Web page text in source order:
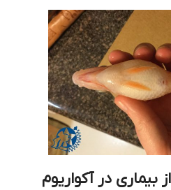
بیماری در آکواریوم